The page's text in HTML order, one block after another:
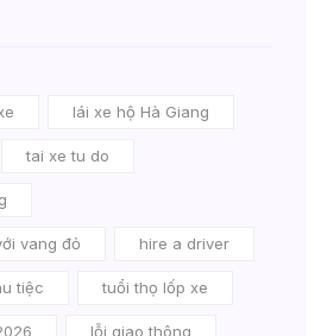
lái xe hộ Hà Giang
tai xe tu do
vang đỏ hire a driver
tiệc tuổi thọ lốp xe
lỗi giao thông